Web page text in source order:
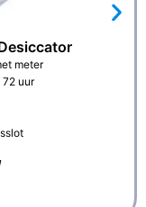
meter
72 uur